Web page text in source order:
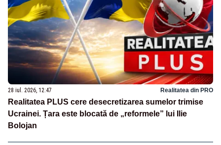
28 iul. 2026, 12:47 Realitatea din PRO
Realitatea PLUS cere desecretizarea sumelor trimise
Ucrainei. Țara este blocată de „reformele” lui Ilie
Bolojan